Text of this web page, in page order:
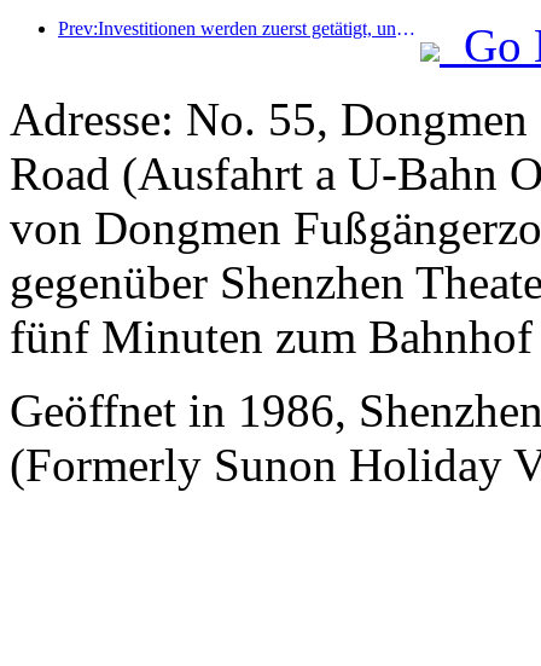
Prev:Investitionen werden zuerst getätigt, und Hotels der mittleren bis oberen Preisklasse haben das Stadium der Spekulation hinter sich.
Go
Adresse: No. 55,
Road (Ausfahrt a U-Bahn
von Dongmen
gegenüber Shenzhen
fünf Minuten zum
Geöffnet in 1986,
(Formerly Sunon Holiday